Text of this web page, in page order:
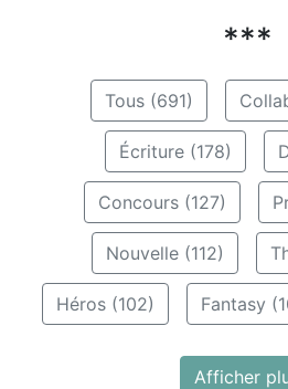
***
Tous (691)
Écriture (178)
Concours (127)
Nouvelle (112)
Héros (102) Fantasy
Afficher